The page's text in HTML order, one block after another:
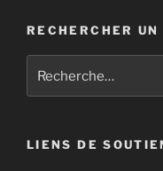
RECHERCHER
LIENS DE